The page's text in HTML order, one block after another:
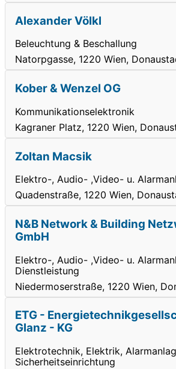
Alexander Völkl
Beleuchtung & Beschallung
Natorpgasse, 1220 Wien,
Kober & Wenzel OG
Kommunikationselektronik
Kagraner Platz, 1220 Wien,
Zoltan Macsik
Elektro-, Audio- ,Video- u.
Quadenstraße, 1220 Wien,
N&B Network & Building
GmbH
Elektro-, Audio- ,Video- u.
Dienstleistung
Niedermoserstraße, 1220 Wien,
ETG -
Glanz - KG
Elektrotechnik, Elektrik,
Sicherheitseinrichtung